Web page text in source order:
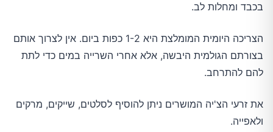
בכבד ומחלות לב.
הצריכה היומית המומלצת היא 1-2 כפות ביום. אין לצרוך אותם
בצורתם הגולמית היבשה, אלא אחרי השרייה במים כדי לתת
להם להתרחב.
את זרעי הצ'יה המושרים ניתן להוסיף לסלטים, שייקים, מרקים
ולאפייה.